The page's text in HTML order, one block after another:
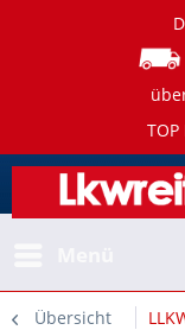
Übersicht